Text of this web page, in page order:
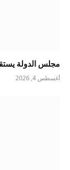
مجلس الدولة
أغسطس 4, 2026